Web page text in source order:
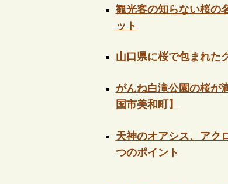
観光客の知らない桜の
ット
山口県に桜で包まれた
がんね白滝公園の桜が
国市美和町】
天神のオアシス、アク
つのポイント